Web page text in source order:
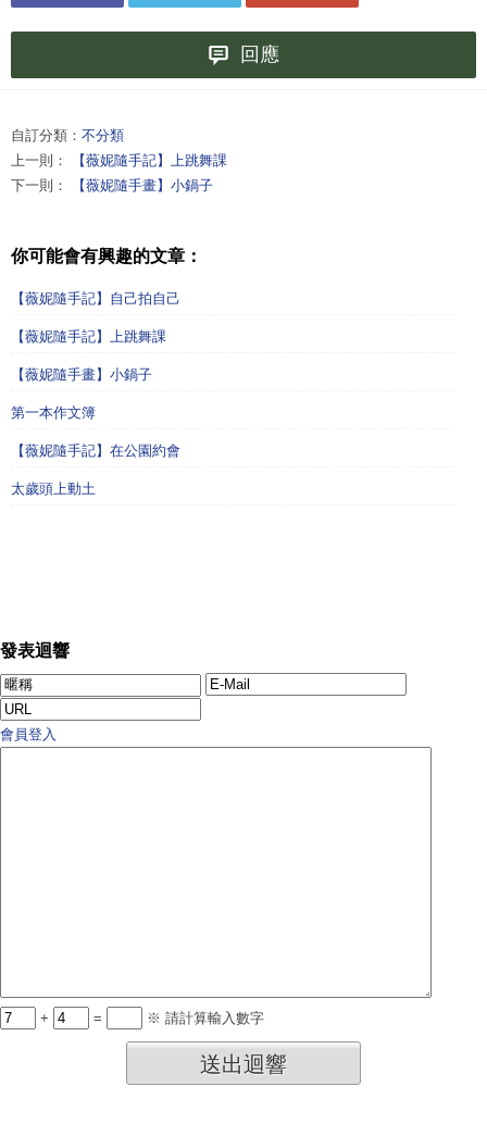
回應
自訂分類： 不分類
上一則：
【薇妮隨手記】上跳舞課
下一則：
【薇妮隨手畫】小鍋子
你可能會有興趣的文章：
【薇妮隨手記】自己拍自己
【薇妮隨手記】上跳舞課
【薇妮隨手畫】小鍋子
第一本作文簿
【薇妮隨手記】在公園約會
太歲頭上動土
發表迴響
會員登入
+ = ※ 請計算輸入數字
送出迴響